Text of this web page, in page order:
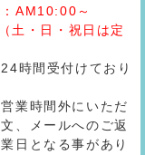
AM10:00～
土・日・祝日は定
時間受付けており
業時間外にいただ
、メールへのご返
日となる事があり